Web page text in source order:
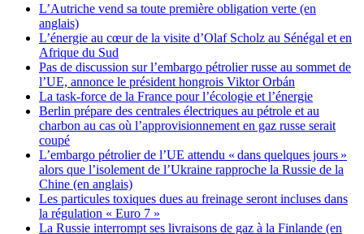
L’Autriche vend sa toute première obligation verte (en
anglais)
L’énergie au cœur de la visite d’Olaf Scholz au Sénégal et en
Afrique du Sud
Pas de discussion sur l’embargo pétrolier russe au sommet de
l’UE, annonce le président hongrois Viktor Orbán
La task-force de la France pour l’écologie et l’énergie
Berlin prépare des centrales électriques au pétrole et au
charbon au cas où l’approvisionnement en gaz russe serait
coupé
L’embargo pétrolier de l’UE attendu « dans quelques jours »
alors que l’isolement de l’Ukraine rapproche la Russie de la
Chine (en anglais)
Les particules toxiques dues au freinage seront incluses dans
la régulation « Euro 7 »
La Russie interrompt ses livraisons de gaz à la Finlande (en